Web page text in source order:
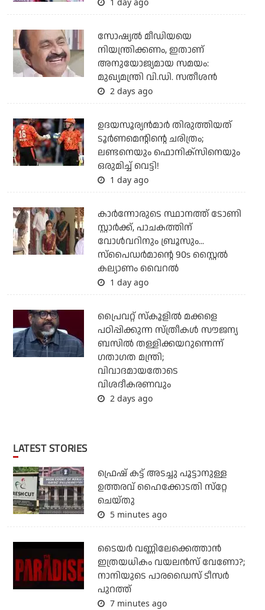
സോഷ്യല്‍ മീഡിയയെ
നിയന്ത്രിക്കണം, ഇതാണ്
അനുയോജ്യമായ സമയം:
മുഖ്യമന്ത്രി വി.ഡി. സതീശന്‍
2 days ago
ഉദയസൂര്യന്‍മാര്‍ തിരുത്തിയത്
ടൂര്‍ണമെന്റിന്റെ ചരിത്രം;
ലണ്ടനെയും ഫൊനിക്‌സിനെയും
ഒരുമിച്ച് വെട്ടി!
1 day ago
കാര്‍ന്നോരുടെ സ്ഥാനത്ത് ടോണി
സ്റ്റാര്‍ക്ക്, പാചകത്തിന്
വോള്‍വറിനും ബ്രൂസും...
സ്‌പൈഡര്‍മാന്റെ 90s സ്റ്റൈല്‍
കല്യാണം വൈറല്‍
1 day ago
പ്രൈവറ്റ് സ്‌കൂളില്‍ മക്കളെ
പഠിപ്പിക്കുന്ന സ്ത്രീകള്‍ സൗജന്യ
ബസില്‍ തള്ളിക്കയറുന്നെന്ന്
ഗതാഗത മന്ത്രി;
വിവാദമായതോടെ
വിശദീകരണവും
2 days ago
LATEST STORIES
ഫ്രെഷ് കട്ട് അടച്ചു പൂട്ടാനുള്ള
ഉത്തരവ് ഹൈക്കോടതി സ്‌റ്റേ
ചെയ്തു
5 minutes ago
ടൈയര്‍ വണ്ണിലേക്കെത്താന്‍
ഇത്രയധികം വയലന്‍സ് വേണോ?;
നാനിയുടെ പാരഡൈസ് ടീസര്‍
പുറത്ത്
7 minutes ago